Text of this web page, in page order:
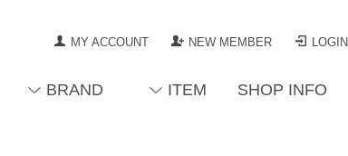
MY ACCOUNT NEW MEMBER LOGIN
BRAND ITEM SHOP INFO